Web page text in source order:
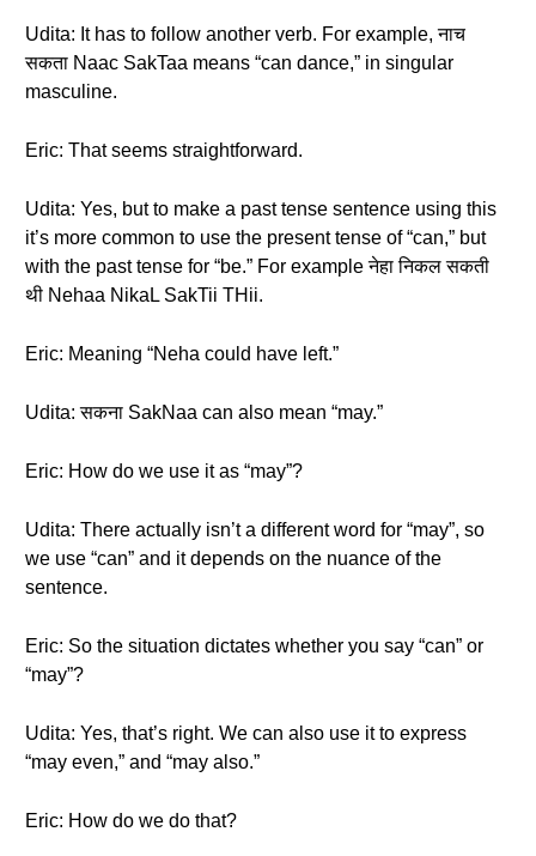
Udita: It has to follow another verb. For example, नाच
सकता Naac SakTaa means “can dance,” in singular
masculine.
Eric: That seems straightforward.
Udita: Yes, but to make a past tense sentence using this
it’s more common to use the present tense of “can,” but
with the past tense for “be.” For example नेहा निकल सकती
थी Nehaa NikaL SakTii THii.
Eric: Meaning “Neha could have left.”
Udita: सकना SakNaa can also mean “may.”
Eric: How do we use it as “may”?
Udita: There actually isn’t a different word for “may”, so
we use “can” and it depends on the nuance of the
sentence.
Eric: So the situation dictates whether you say “can” or
“may”?
Udita: Yes, that’s right. We can also use it to express
“may even,” and “may also.”
Eric: How do we do that?